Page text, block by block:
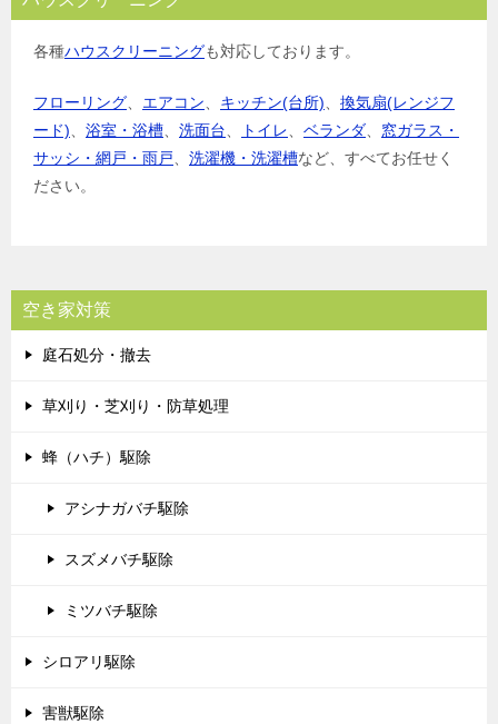
各種ハウスクリーニングも対応しております。
フローリング、 エアコン、 キッチン(台所)、 換気扇(レンジフ
ード)、 浴室・浴槽、 洗面台、 トイレ、 ベランダ、 窓ガラス・
サッシ・網戸・雨戸、 洗濯機・洗濯槽など、すべてお任せく
ださい。
空き家対策
庭石処分・撤去
草刈り・芝刈り・防草処理
蜂（ハチ）駆除
アシナガバチ駆除
スズメバチ駆除
ミツバチ駆除
シロアリ駆除
害獣駆除